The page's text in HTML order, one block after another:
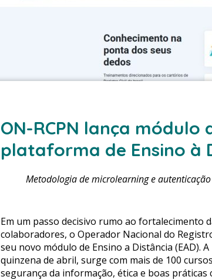
ON-RCPN lança
plataforma de Ensino à
Metodologia de microlearning e
Em um passo decisivo rumo ao
colaboradores, o Operador Nacional do
seu novo módulo de Ensino a Distância
quinzena de abril, surge com mais de 100
segurança da informação, ética e boas práticas